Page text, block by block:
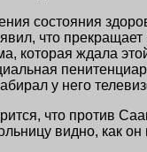
состояния
что
которая ждала
у него
что против
видно, как